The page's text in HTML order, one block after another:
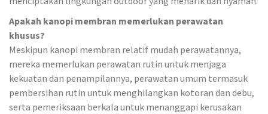
Apakah kanopi membran memerlukan perawatan
khusus?
Meskipun kanopi membran relatif mudah perawatannya,
mereka memerlukan perawatan rutin untuk menjaga
kekuatan dan penampilannya, perawatan umum termasuk
pembersihan rutin untuk menghilangkan kotoran dan debu,
serta pemeriksaan berkala untuk menanggapi kerusakan